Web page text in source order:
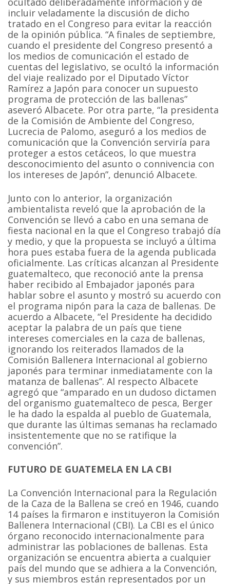
incluir veladamente la discusión de dicho
tratado en el Congreso para evitar la reacción
de la opinión pública. “A finales de septiembre,
cuando el presidente del Congreso presentó a
los medios de comunicación el estado de
cuentas del legislativo, se ocultó la información
del viaje realizado por el Diputado Víctor
Ramírez a Japón para conocer un supuesto
programa de protección de las ballenas”
aseveró Albacete. Por otra parte, “la presidenta
de la Comisión de Ambiente del Congreso,
Lucrecia de Palomo, aseguró a los medios de
comunicación que la Convención serviría para
proteger a estos cetáceos, lo que muestra
desconocimiento del asunto o connivencia con
los intereses de Japón”, denunció Albacete.
Junto con lo anterior, la organización
ambientalista reveló que la aprobación de la
Convención se llevó a cabo en una semana de
fiesta nacional en la que el Congreso trabajó día
y medio, y que la propuesta se incluyó a última
hora pues estaba fuera de la agenda publicada
oficialmente. Las críticas alcanzan al Presidente
guatemalteco, que reconoció ante la prensa
haber recibido al Embajador japonés para
hablar sobre el asunto y mostró su acuerdo con
el programa nipón para la caza de ballenas. De
acuerdo a Albacete, “el Presidente ha decidido
aceptar la palabra de un país que tiene
intereses comerciales en la caza de ballenas,
ignorando los reiterados llamados de la
Comisión Ballenera Internacional al gobierno
japonés para terminar inmediatamente con la
matanza de ballenas”. Al respecto Albacete
agregó que “amparado en un dudoso dictamen
del organismo guatemalteco de pesca, Berger
le ha dado la espalda al pueblo de Guatemala,
que durante las últimas semanas ha reclamado
insistentemente que no se ratifique la
convención”.
FUTURO DE GUATEMELA EN LA CBI
La Convención Internacional para la Regulación
de la Caza de la Ballena se creó en 1946, cuando
14 países la firmaron e instituyeron la Comisión
Ballenera Internacional (CBI). La CBI es el único
órgano reconocido internacionalmente para
administrar las poblaciones de ballenas. Esta
organización se encuentra abierta a cualquier
país del mundo que se adhiera a la Convención,
y sus miembros están representados por un